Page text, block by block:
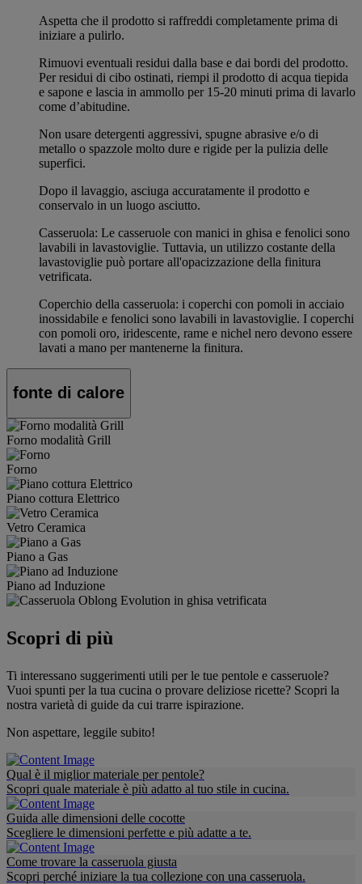
Aspetta che il prodotto si raffreddi completamente prima di
iniziare a pulirlo.
Rimuovi eventuali residui dalla base e dai bordi del prodotto.
Per residui di cibo ostinati, riempi il prodotto di acqua tiepida
e sapone e lascia in ammollo per 15-20 minuti prima di lavarlo
come d’abitudine.
Non usare detergenti aggressivi, spugne abrasive e/o di
metallo o spazzole molto dure e rigide per la pulizia delle
superfici.
Dopo il lavaggio, asciuga accuratamente il prodotto e
conservalo in un luogo asciutto.
Casseruola: Le casseruole con manici in ghisa e fenolici sono
lavabili in lavastoviglie. Tuttavia, un utilizzo costante della
lavastoviglie può portare all'opacizzazione della finitura
vetrificata.
Coperchio della casseruola: i coperchi con pomoli in acciaio
inossidabile e fenolici sono lavabili in lavastoviglie. I coperchi
con pomoli oro, iridescente, rame e nichel nero devono essere
lavati a mano per mantenerne la finitura.
fonte di calore
Forno modalità Grill
Forno
Piano cottura Elettrico
Vetro Ceramica
Piano a Gas
Piano ad Induzione
Scopri di più
Ti interessano suggerimenti utili per le tue pentole e casseruole?
Vuoi spunti per la tua cucina o provare deliziose ricette? Scopri la
nostra varietà di guide da cui trarre ispirazione.
Non aspettare, leggile subito!
Qual è il miglior materiale per pentole?
Scopri quale materiale è più adatto al tuo stile in cucina.
Guida alle dimensioni delle cocotte
Scegliere le dimensioni perfette e più adatte a te.
Come trovare la casseruola giusta
Scopri perché iniziare la tua collezione con una casseruola.